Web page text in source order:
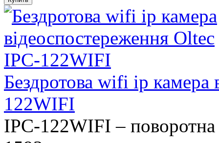
Бездротова wifi ip камера
122WIFI
IPC-122WIFI –